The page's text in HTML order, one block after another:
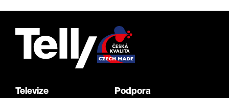
Televize Podpora